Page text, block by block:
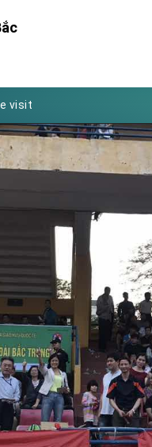
visit
Lai
Prosperity
Gallego